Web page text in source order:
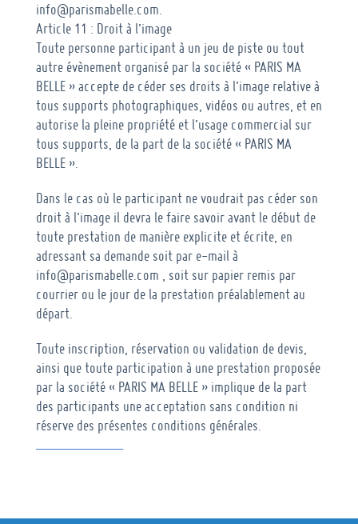
info@parismabelle.com.
Article 11 : Droit à l’image
Toute personne participant à un jeu de piste ou tout
autre évènement organisé par la société « PARIS MA
BELLE » accepte de céder ses droits à l’image relative à
tous supports photographiques, vidéos ou autres, et en
autorise la pleine propriété et l’usage commercial sur
tous supports, de la part de la société « PARIS MA
BELLE ».
Dans le cas où le participant ne voudrait pas céder son
droit à l’image il devra le faire savoir avant le début de
toute prestation de manière explicite et écrite, en
adressant sa demande soit par e-mail à
info@parismabelle.com , soit sur papier remis par
courrier ou le jour de la prestation préalablement au
départ.
Toute inscription, réservation ou validation de devis,
ainsi que toute participation à une prestation proposée
par la société « PARIS MA BELLE » implique de la part
des participants une acceptation sans condition ni
réserve des présentes conditions générales.